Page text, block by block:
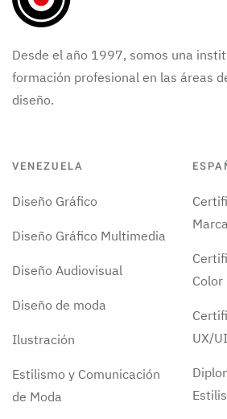
Desde el año 1997, somos una
formación profesional en las áreas
diseño.
VENEZUELA
Diseño Gráfico
Diseño Gráfico Multimedia
Diseño Audiovisual
Diseño de moda
Ilustración
Estilismo y Comunicación
de Moda
Color
UX/UI